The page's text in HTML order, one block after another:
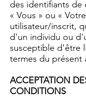
des identifiants de
« Vous » ou «
utilisateur/inscrit,
d'un individu ou
susceptible d'être
termes du présent
ACCEPTATION
CONDITIONS